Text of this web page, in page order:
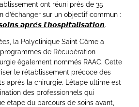
ont réuni près de 35
d’échanger sur un objectif commun :
𝙖𝙥𝙧𝙚̀𝙨 𝙡’𝙝𝙤𝙨𝙥𝙞𝙩𝙖𝙡𝙞𝙨𝙖𝙩𝙞𝙤𝙣.
la Polyclinique Saint Côme a
de Récupération
également nommés RAAC. Cette
le rétablissement précoce des
après la chirurgie. L’étape ultime est
des professionnels qui
étape du parcours de soins avant,